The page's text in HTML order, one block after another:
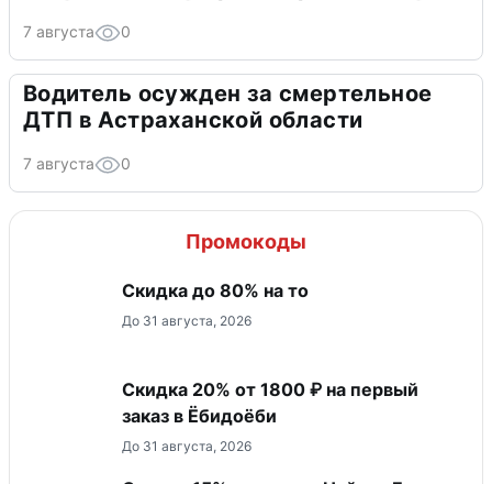
7 августа 0
Водитель осужден за смертельное
ДТП в Астраханской области
7 августа 0
Промокоды
Скидка до 80% на то
До 31 августа, 2026
Скидка 20% от 1800 ₽ на первый
заказ в Ёбидоёби
До 31 августа, 2026